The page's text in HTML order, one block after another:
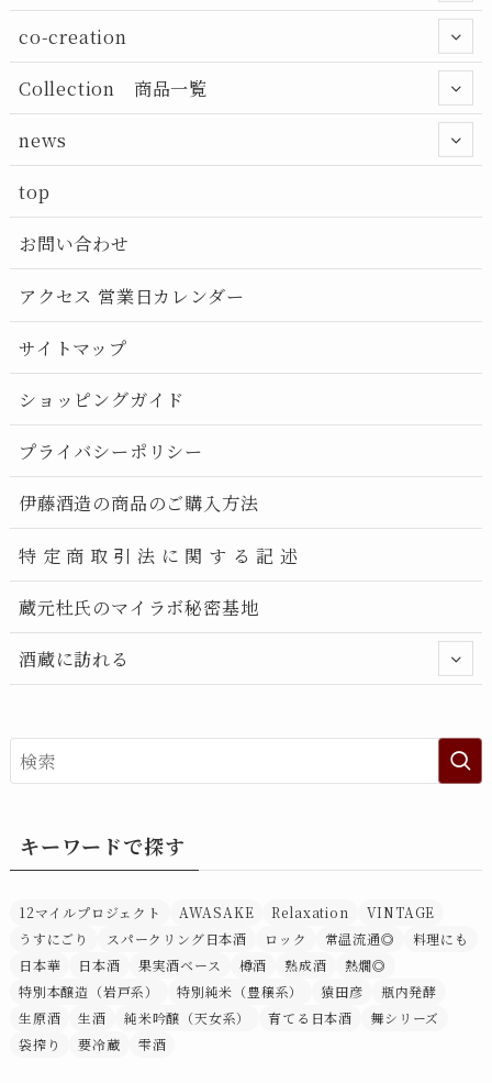
co-creation
Collection 商品一覧
news
top
お問い合わせ
アクセス 営業日カレンダー
サイトマップ
ショッピングガイド
プライバシーポリシー
伊藤酒造の商品のご購入方法
特 定 商 取 引 法 に 関 す る 記 述
蔵元杜氏のマイラボ秘密基地
酒蔵に訪れる
キーワードで探す
12マイルプロジェクト AWASAKE Relaxation
VINTAGE
うすにごり
スパークリング日本酒 ロック 常温流通◎
料理にも
日本華
日本酒 果実酒ベース 樽酒 熟成酒
熱燗◎
特別本醸造（岩戸系）
特別純米（豊穣系） 猿田彦
瓶内発酵
生原酒
生酒 純米吟醸（天女系） 育てる日本酒
舞シリーズ
袋搾り
要冷蔵 雫酒